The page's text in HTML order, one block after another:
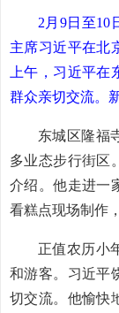
2月9日至10
主席习近平在北
上午，习近平
群众亲切交流。
东城区隆福
多业态步行街区
介绍。他走进一
看糕点现场制作
正值农历小
和游客。习近平
切交流。他愉快